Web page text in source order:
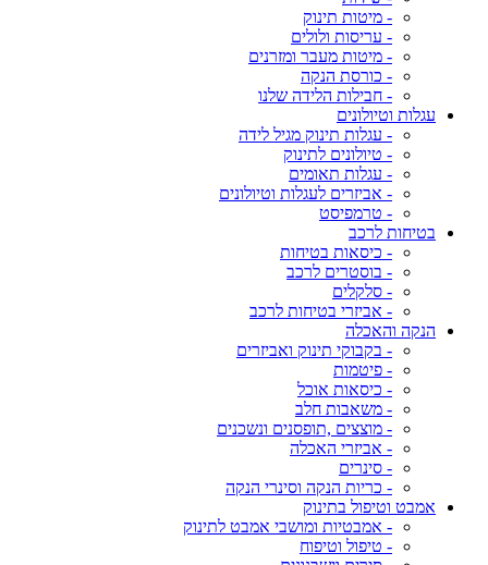
- מיטות תינוק
- עריסות ולולים
- מיטות מעבר ומזרנים
- כורסת הנקה
- חבילות הלידה שלנו
עגלות וטיולונים
- עגלות תינוק מגיל לידה
- טיולונים לתינוק
- עגלות תאומים
- אביזרים לעגלות וטיולונים
- טרמפיסט
בטיחות לרכב
- כיסאות בטיחות
- בוסטרים לרכב
- סלקלים
- אביזרי בטיחות לרכב
הנקה והאכלה
- בקבוקי תינוק ואביזרים
- פיטמות
- כיסאות אוכל
- משאבות חלב
- מוצצים ,תופסנים ונשכנים
- אביזרי האכלה
- סינרים
- כריות הנקה וסינרי הנקה
אמבט וטיפול בתינוק
- אמבטיות ומושבי אמבט לתינוק
- טיפול וטיפוח